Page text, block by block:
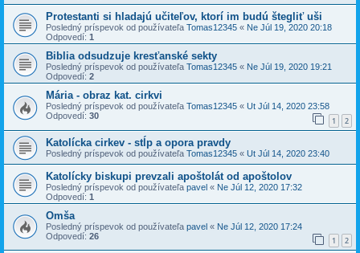
Protestanti si hladajú učiteľov, ktorí im budú štegliť uši
Posledný príspevok od používateľa Tomas12345 « Ne Júl 19, 2020 20:18
Odpovedí: 1
Biblia odsudzuje kresťanské sekty
Posledný príspevok od používateľa Tomas12345 « Ne Júl 19, 2020 19:21
Odpovedí: 2
Mária - obraz kat. cirkvi
Posledný príspevok od používateľa Tomas12345 « Ut Júl 14, 2020 23:58
Odpovedí: 30 1 2
Katolícka cirkev - stĺp a opora pravdy
Posledný príspevok od používateľa Tomas12345 « Ut Júl 14, 2020 23:40
Katolícky biskupi prevzali apoštolát od apoštolov
Posledný príspevok od používateľa pavel « Ne Júl 12, 2020 17:32
Odpovedí: 1
Omša
Posledný príspevok od používateľa pavel « Ne Júl 12, 2020 17:24
Odpovedí: 26 1 2